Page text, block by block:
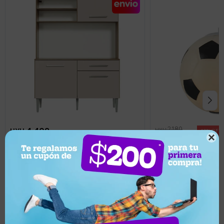

UYU4.409
UYU3.968
Mueble de cocina compacto 120 cm
UYU
UYU2.180 10
Lámpara Colgante
Ixec diámetro 25 cm